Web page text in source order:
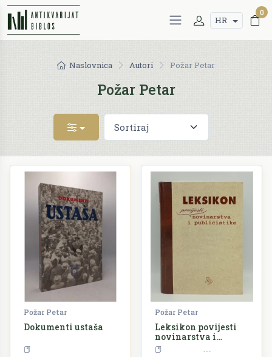
HR
0
Naslovnica Autori Požar Petar
Požar Petar
Požar Petar
Dokumenti ustaša
NDH i emigracija
Požar Petar
Leksikon povijesti
novinarstva i
publicistike